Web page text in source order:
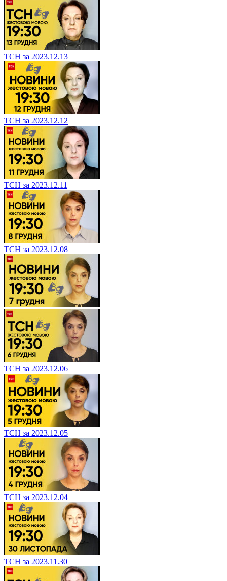
ТСН за 2023.12.13
ТСН за 2023.12.12
ТСН за 2023.12.11
ТСН за 2023.12.08
ТСН за 2023.12.06
ТСН за 2023.12.05
ТСН за 2023.12.04
ТСН за 2023.11.30